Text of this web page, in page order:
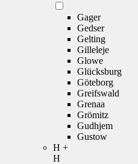
Gager
Gedser
Gelting
Gilleleje
Glowe
Glücksburg
Göteborg
Greifswald
Grenaa
Grömitz
Gudhjem
Gustow
H +
H